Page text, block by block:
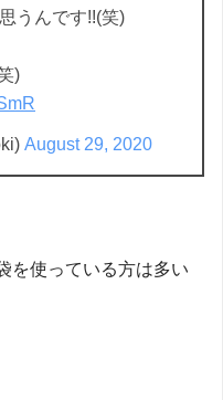
うんです!!(笑)
)
August 29, 2020
を使っている方は多い